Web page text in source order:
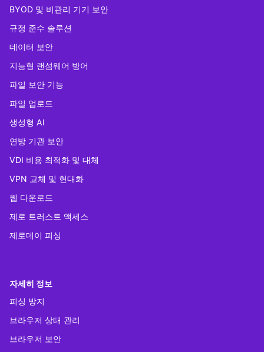
BYOD 및 비관리 기기 보안
규정 준수 솔루션
데이터 보안
지능형 랜섬웨어 방어
파일 보안 기능
파일 업로드
생성형 AI
연방 기관 보안
VDI 비용 최적화 및 대체
VPN 교체 및 현대화
웹 다운로드
제로 트러스트 액세스
제로데이 피싱
자세히 정보
피싱 방지
브라우저 상태 관리
브라우저 보안